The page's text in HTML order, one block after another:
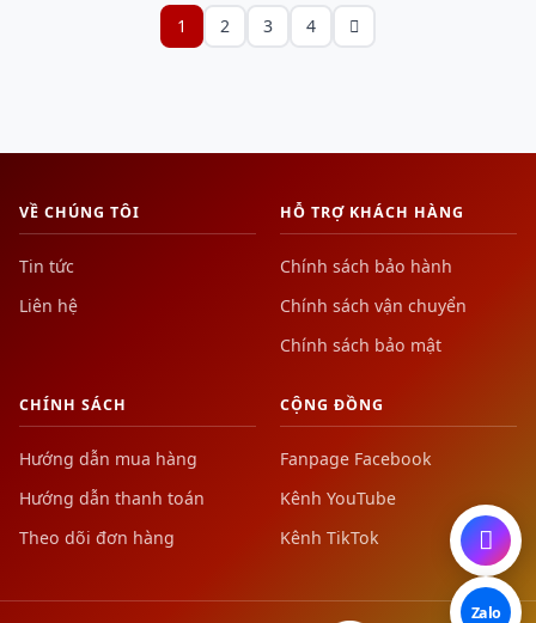
1 2 3 4
VỀ CHÚNG TÔI
Tin tức
Liên hệ
HỖ TRỢ KHÁCH HÀNG
Chính sách bảo hành
Chính sách vận chuyển
Chính sách bảo mật
CHÍNH SÁCH
Hướng dẫn mua hàng
Hướng dẫn thanh toán
Theo dõi đơn hàng
CỘNG ĐỒNG
Fanpage Facebook
Kênh YouTube
Kênh TikTok
Zalo